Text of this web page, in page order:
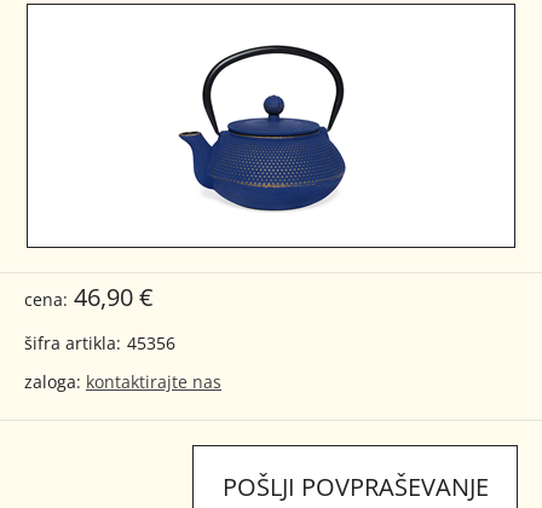
cena: 46,90 €
šifra artikla: 45356
zaloga: kontaktirajte nas
POŠLJI POVPRAŠEVANJE